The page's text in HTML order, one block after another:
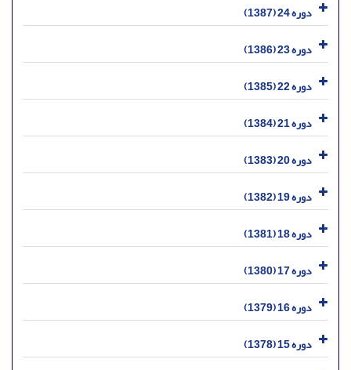
دوره 24 (1387)
دوره 23 (1386)
دوره 22 (1385)
دوره 21 (1384)
دوره 20 (1383)
دوره 19 (1382)
دوره 18 (1381)
دوره 17 (1380)
دوره 16 (1379)
دوره 15 (1378)